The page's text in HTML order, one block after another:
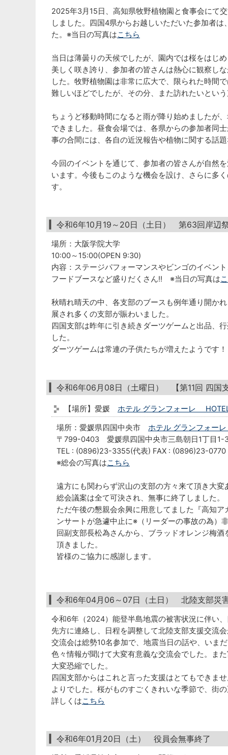
2025年3月15日、高知県牧野植物園と食事会にて
しました。四国4県からお越しいただいた参加者は
た。※当日の写真はこちら
当日は薄曇りの天候でしたが、園内では桜をはじ
美しく咲き誇り、参加者の皆さんは熱心に観察し
した。牧野植物園は非常に広大で、限られた時間
難しいほどでしたが、その分、また訪れたいとい
ちょうど移動時間になると雨が降り始めましたが
できました。昼食会場では、各県からの参加者同
事の合間には、各自の近況報告や植物に関する話
今回のイベントを通じて、参加者の皆さんが自然
います。今後もこのような機会を設け、さらに多
す。
令和6年10月19～20日（土日） 第63回岸辺
場所：大阪学院大学
10:00～15:00(OPEN 9:30)
内容：ステージパフォーマンスやビンゴのイベン
フードブースなど盛りだくさん‼️ ※当日の写真は
秋晴れ晴天の中、各支部のブースも例年通り開か
展され多くの支部が賑わいました。
四国支部は昨年に引き続きダーツゲームと出品、
した。
ダーツゲームは常連の子供たちが増えたようです！
令和6年06月08日（土曜日） 【第11回 四国
【場所】愛媛 ホテル グランフォーレ
場所：愛媛県四国中央市 ホテル グランフォー
〒799-0403 愛媛県四国中央市三島朝日1丁目
TEL : (0896)23-3355(代表) FAX : (0896)23-0770
※総会の写真はこちら
遠方にも関わらず沢山の支部の方々来て頂き大変
総会議案は全て可決され、無事に終了しました。
ただ午後の懇親会余興に用意してました『高知
ンサートが急遽中止に※（リーダーの事故の為）
回副支部長松為さんから、ブラッドオレンジ梅
頂きました。
皆様のご協力に感謝します。
令和6年04月06～07日（土日） 北陸支部災
令和6年（2024）能登半島地震の被害状況に伴い
先方に連絡し、日程を調整して北陸支部支援交流
交流会は総勢10名参加で、地震当日の話や、いま
色々情報が聞けて大変有意義な交流会でした。ま
大変恐縮でした。
四国支部からはこれと言った支援はとてもできま
よりでした。桜がものすごくきれいな季節で、街
詳しくはこちら
令和6年01月20日（土） 役員会無事終了